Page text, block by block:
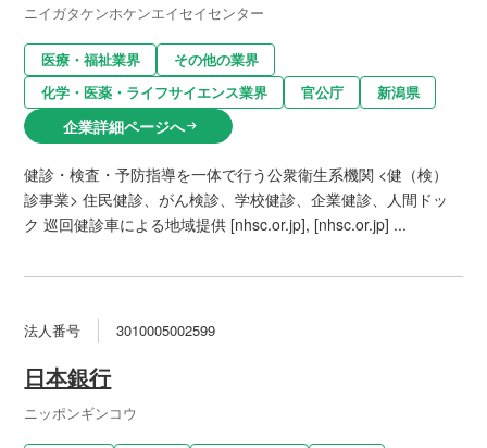
ニイガタケンホケンエイセイセンター
医療・福祉業界
その他の業界
化学・医薬・ライフサイエンス業界
官公庁 新潟県
企業詳細ページへarrow_right_alt
健診・検査・予防指導を一体で行う公衆衛生系機関 <健（検）
診事業> 住民健診、がん検診、学校健診、企業健診、人間ドッ
ク 巡回健診車による地域提供 [nhsc.or.jp], [nhsc.or.jp] ...
法人番号 3010005002599
日本銀行
ニッポンギンコウ